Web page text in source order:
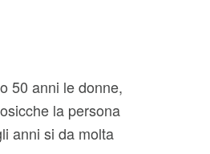
50 anni le donne,
la persona
anni si da molta